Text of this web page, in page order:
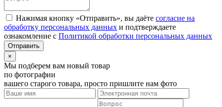
Нажимая кнопку «Отправить», вы даёте согласие на
обработку персональных данных и подтверждаете
ознакомление с Политикой обработки персональных данных
×
Мы подберем вам новый товар
по фотографии
вашего старого товара, просто пришлите нам фото